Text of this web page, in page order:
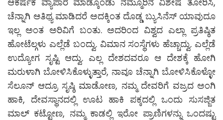
ಚೆನ್ನಾಗಿ ಆತಿಥ್ಯ ಮಾಡಿದರೆ ಅದಕ್ಕಿಂತ ದೊಡ್ಡ ಬ್ಯುಸಿನೆಸ್ ಯಾವುದೂ
ಇಲ್ಲ ಅಂತ ಅರಿವಿಗೆ ಬಂತು. ಅದರಿಂದ ವಿಶ್ವದ ಎಲ್ಲಾ ಪ್ರತಿಷ್ಠಿತ
ಹೋಟೆಲ್ಗಳು ಎಲ್ಲೆಡೆ ಬಂದ್ವು. ವಿಮಾನ ಸಂಸ್ಥೆಗಳು ಹೆಚ್ಚಾದ್ವು. ಎಲ್ಲೆಡೆ
ಉದ್ಯೋಗ ಸೃಷ್ಟಿ ಆದ್ವು. ಎಲ್ಲ ದೇಶದವರೂ ಆ ದೇಶಕ್ಕೆ ಹೋಗಿ
ಮರುಳಾಗಿ ಬೋಳಿಸಿಕೊಳ್ಳುತ್ತಾರೆ, ನಾವೂ ಚೆನ್ನಾಗಿ ಬೋಳಿಸಿಕೊಳ್ಳೋ
ಸೆಲೂನ್ ಆದ್ರೂ ಸೃಷ್ಠಿ ಮಾಡೋಣ, ನಮ್ಮ ದೇವರಿಗೆ ವಜ್ರದ ಅಂಗಿ
ಹಾಕಿ, ದೇವಸ್ಥಾನದಲ್ಲಿ ಊಟ ಹಾಕಿ ಪಕ್ಕದಲ್ಲಿ ಒಂದು ಸುಸಜ್ಜಿತ
ಮಾಲ್ ಕಟ್ಟೋಣ, ನಮ್ಮ ಕಾಡಲ್ಲಿ ಇರೋ ಪ್ರಾಣಿಗಳನ್ನು ಒಂದಷ್ಟು